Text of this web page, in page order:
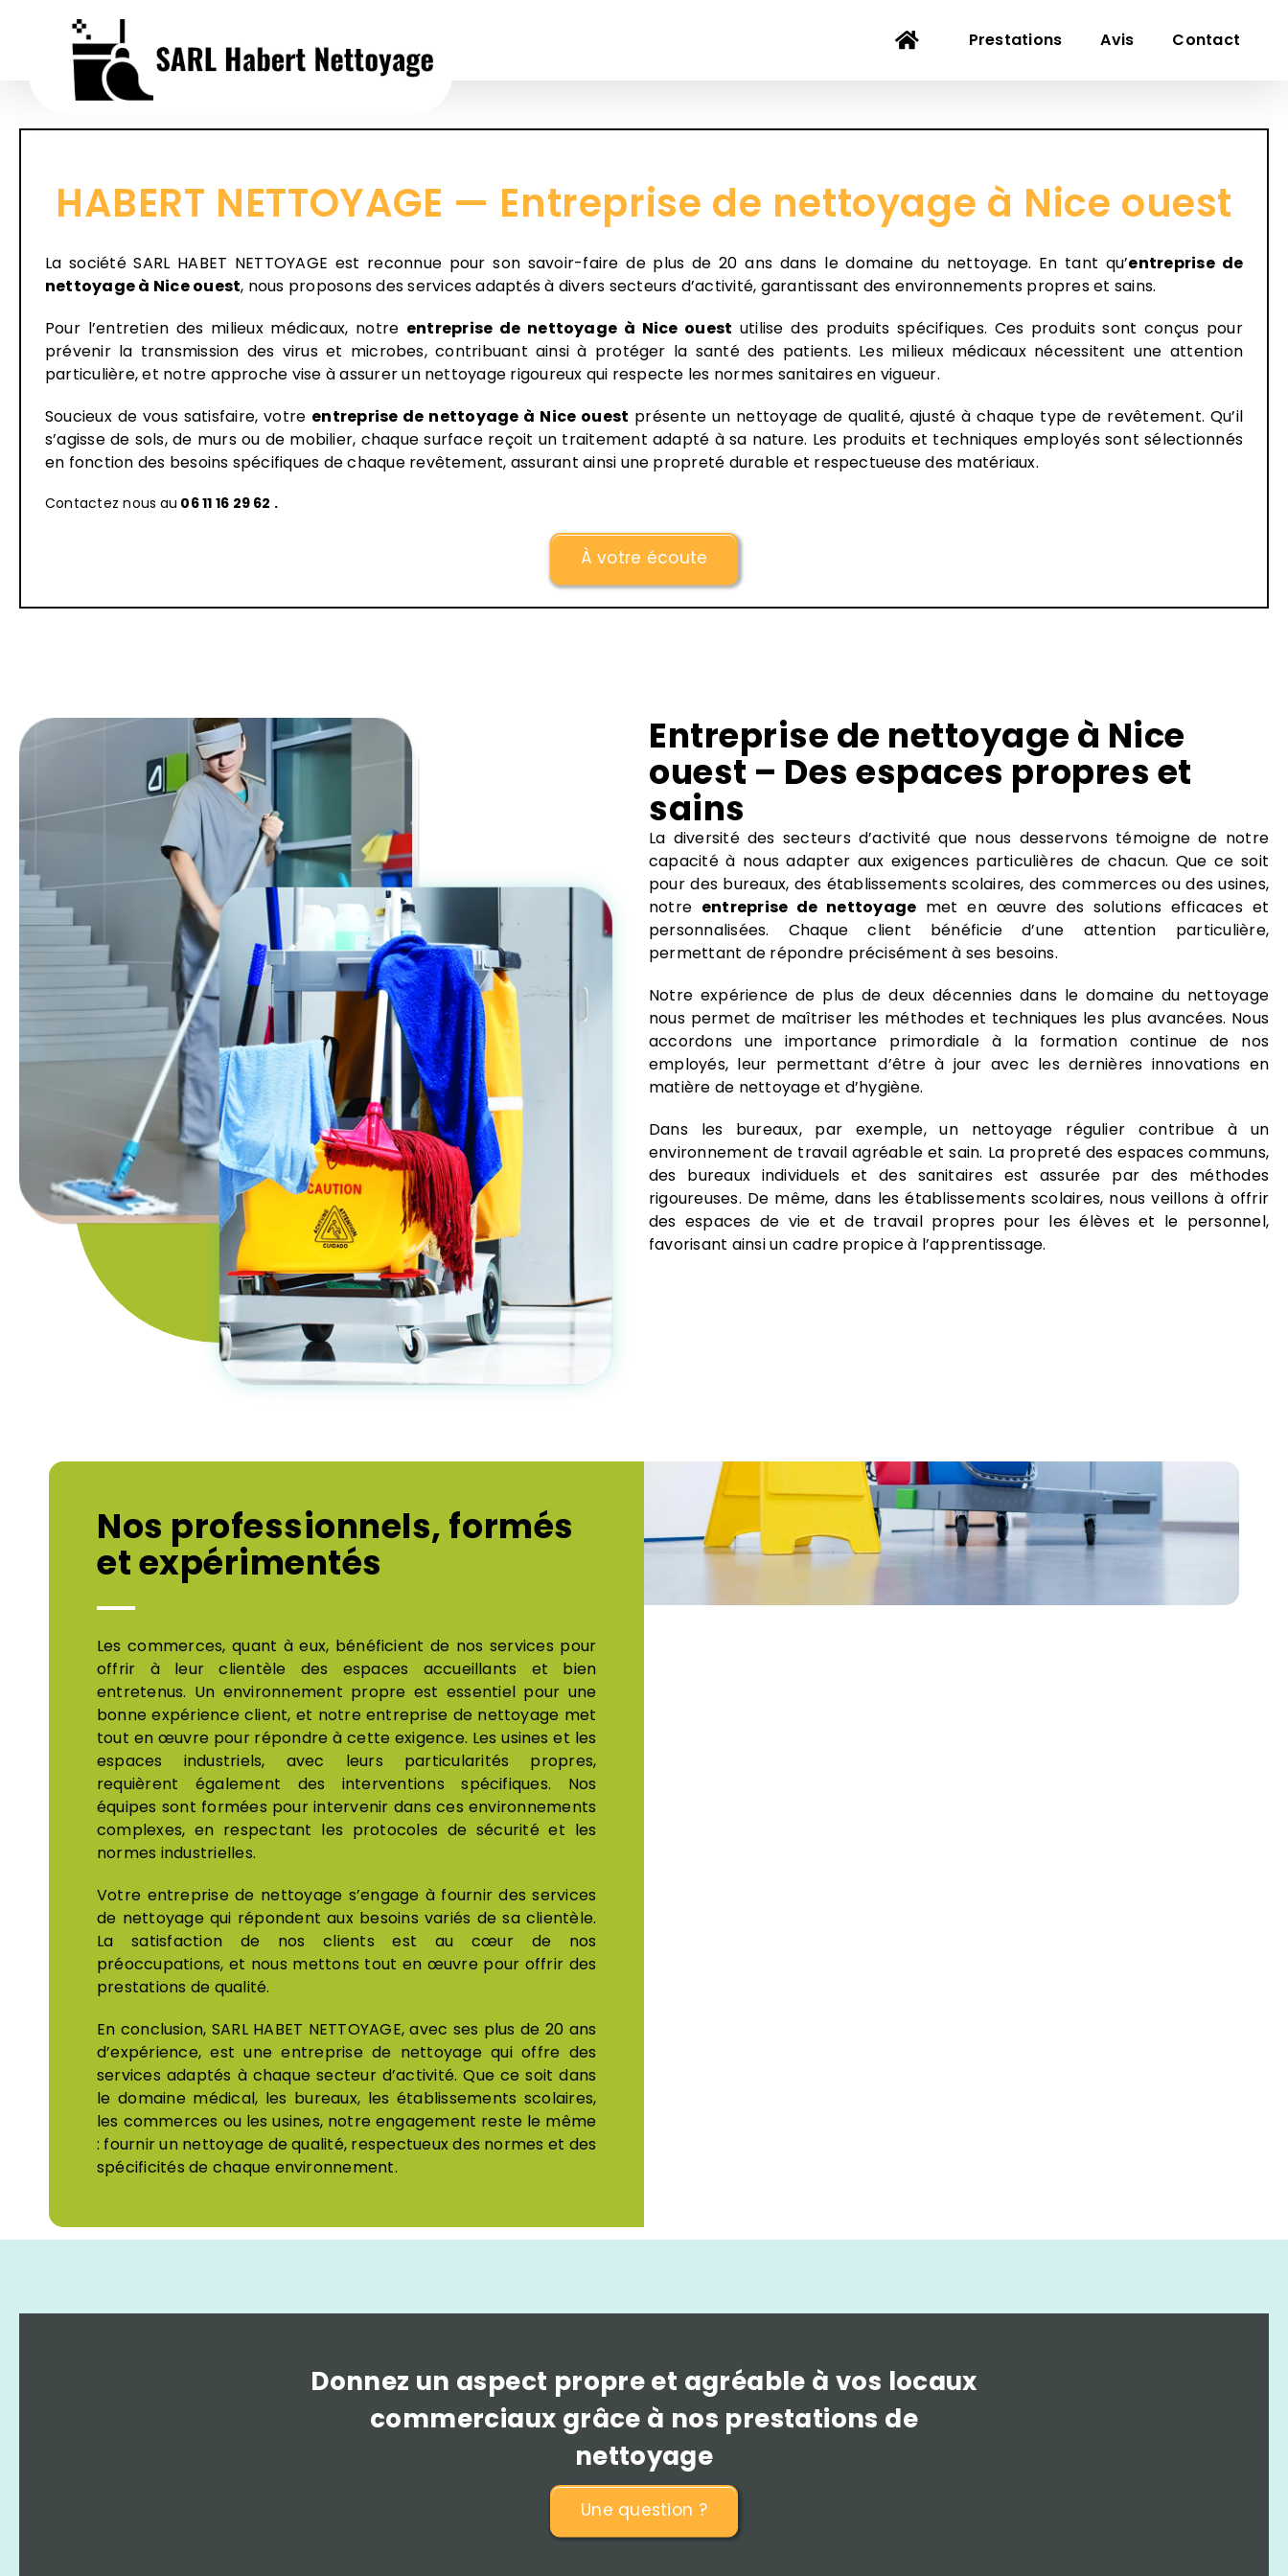
Prestations Avis Contact
HABERT NETTOYAGE — Entreprise de nettoyage à Nice ouest
La société SARL HABET NETTOYAGE est reconnue pour son savoir-faire de plus de 20 ans dans le domaine du nettoyage. En tant qu’entreprise de
nettoyageà Nice ouest, nous proposons des services adaptés à divers secteurs d’activité, garantissant des environnements propres et sains.
Pour l’entretien des milieux médicaux, notre entreprise de nettoyage à Nice ouest utilise des produits spécifiques. Ces produits sont conçus pour
prévenir la transmission des virus et microbes, contribuant ainsi à protéger la santé des patients. Les milieux médicaux nécessitent une attention
particulière, et notre approche vise à assurer un nettoyage rigoureux qui respecte les normes sanitaires en vigueur.
Soucieux de vous satisfaire, votre entreprise de nettoyage à Nice ouest présente un nettoyage de qualité, ajusté à chaque type de revêtement. Qu’il
s’agisse de sols, de murs ou de mobilier, chaque surface reçoit un traitement adapté à sa nature. Les produits et techniques employés sont sélectionnés
en fonction des besoins spécifiques de chaque revêtement, assurant ainsi une propreté durable et respectueuse des matériaux.
Contactez nous au 06 11 16 29 62 .
À votre écoute
Entreprise de nettoyage à Nice
ouest – Des espaces propres et
sains
La diversité des secteurs d’activité que nous desservons témoigne de notre
capacité à nous adapter aux exigences particulières de chacun. Que ce soit
pour des bureaux, des établissements scolaires, des commerces ou des usines,
notre entreprise de nettoyage met en œuvre des solutions efficaces et
personnalisées. Chaque client bénéficie d’une attention particulière,
permettant de répondre précisément à ses besoins.
Notre expérience de plus de deux décennies dans le domaine du nettoyage
nous permet de maîtriser les méthodes et techniques les plus avancées. Nous
accordons une importance primordiale à la formation continue de nos
employés, leur permettant d’être à jour avec les dernières innovations en
matière de nettoyage et d’hygiène.
Dans les bureaux, par exemple, un nettoyage régulier contribue à un
environnement de travail agréable et sain. La propreté des espaces communs,
des bureaux individuels et des sanitaires est assurée par des méthodes
rigoureuses. De même, dans les établissements scolaires, nous veillons à offrir
des espaces de vie et de travail propres pour les élèves et le personnel,
favorisant ainsi un cadre propice à l’apprentissage.
Nos professionnels, formés
et expérimentés
Les commerces, quant à eux, bénéficient de nos services pour
offrir à leur clientèle des espaces accueillants et bien
entretenus. Un environnement propre est essentiel pour une
bonne expérience client, et notre entreprise de nettoyage met
tout en œuvre pour répondre à cette exigence. Les usines et les
espaces industriels, avec leurs particularités propres,
requièrent également des interventions spécifiques. Nos
équipes sont formées pour intervenir dans ces environnements
complexes, en respectant les protocoles de sécurité et les
normes industrielles.
Votre entreprise de nettoyage s’engage à fournir des services
de nettoyage qui répondent aux besoins variés de sa clientèle.
La satisfaction de nos clients est au cœur de nos
préoccupations, et nous mettons tout en œuvre pour offrir des
prestations de qualité.
En conclusion, SARL HABET NETTOYAGE, avec ses plus de 20 ans
d’expérience, est une entreprise de nettoyage qui offre des
services adaptés à chaque secteur d’activité. Que ce soit dans
le domaine médical, les bureaux, les établissements scolaires,
les commerces ou les usines, notre engagement reste le même
: fournir un nettoyage de qualité, respectueux des normes et des
spécificités de chaque environnement.
Donnez un aspect propre et agréable à vos locaux
commerciaux grâce à nos prestations de
nettoyage
Une question ?